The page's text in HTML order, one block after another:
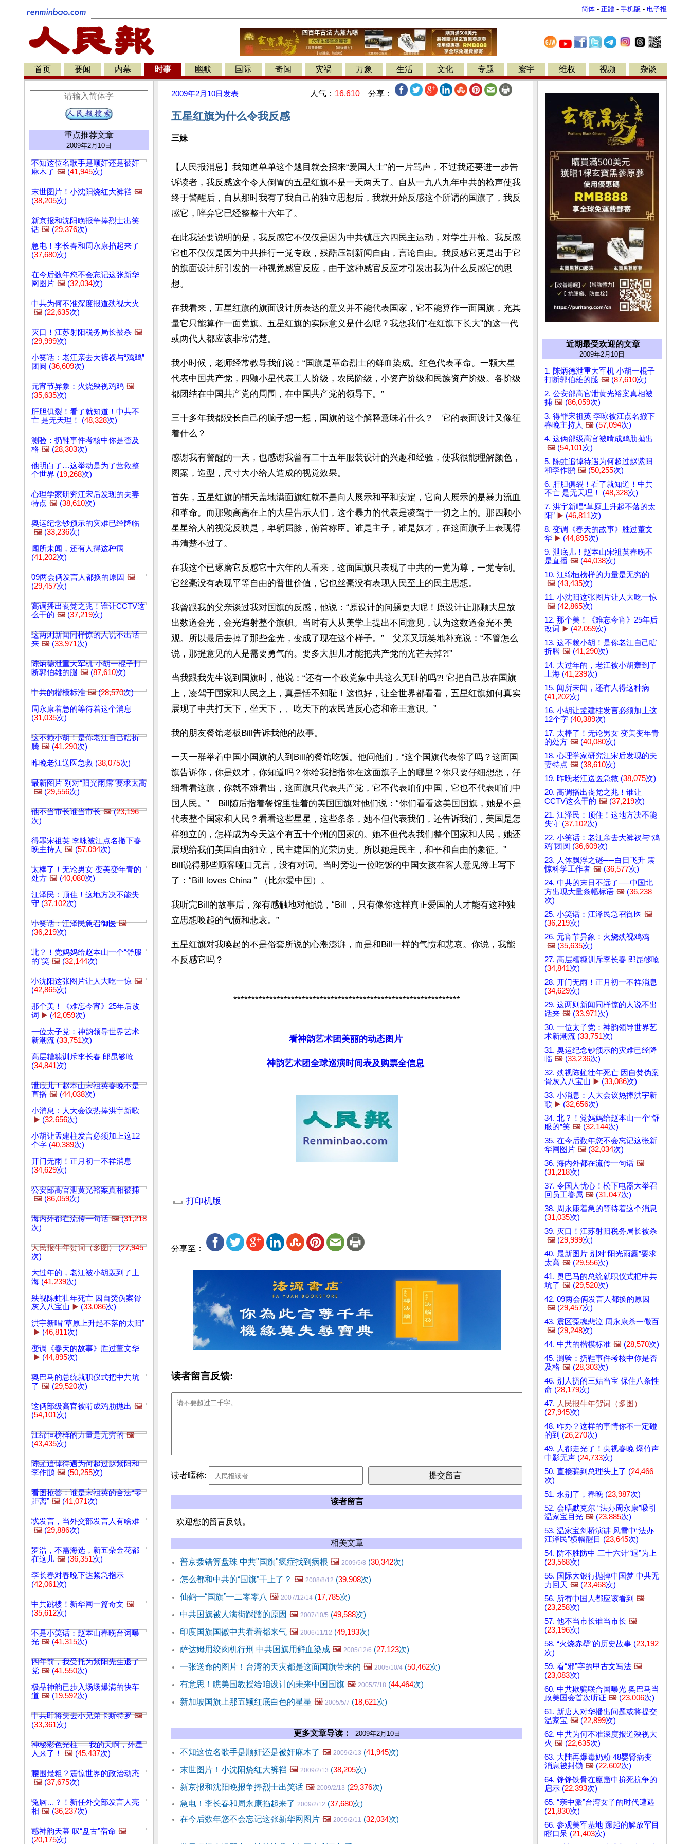
简体 - 正體 - 手机版 - 电子报
首页 要闻 内幕 时事 幽默 国际 奇闻 灾祸 万象 生活 文化 专题 寰宇 维权 视频 杂谈
重点推荐文章
2009年2月10日
不知这位名歌手是顺奸还是被奸
麻木了 🖼️ (41,945次)
末世图片！小沈阳烧红大裤裆 🖼️
(38,205次)
新京报和沈阳晚报争捧烈士出笑
话 🖼️ (29,376次)
急电！李长春和周永康掐起来了
(37,680次)
在今后数年您不会忘记这张新华
网图片 🖼️ (32,034次)
中共为何不准深度报道殃视大火
🖼️ (22,635次)
灭口！江苏射阳税务局长被杀 🖼️
(29,999次)
小笑话：老江亲去大裤衩与“鸡鸡”
团圆 (36,609次)
元宵节异象：火烧殃视鸡鸡 🖼️
(35,635次)
肝胆俱裂！看了就知道！中共不
亡 是无天理！ (48,328次)
测验：扔鞋事件考核中你是否及
格 🖼️ (28,303次)
他明白了…这举动是为了营救整
个世界 (19,268次)
心理学家研究江宋后发现的夫妻
特点 🖼️ (38,610次)
奥运纪念钞预示的灾难已经降临
🖼️ (33,236次)
闻所未闻，还有人得这种病
(41,202次)
09两会俩发言人都换的原因 🖼️
(29,457次)
高调播出丧党之兆！谁让CCTV这
么干的 🖼️ (37,219次)
这两则新闻同样惊的人说不出话
来 🖼️ (33,971次)
陈炳德泄重大军机 小胡一棍子打
断郭伯雄的腿 🖼️ (87,610次)
中共的楷模标准 🖼️(28,570次)
周永康着急的等待着这个消息
(31,035次)
这不赖小胡！是你老江自己瞎折
腾 🖼️ (41,290次)
昨晚老江送医急救 (38,075次)
最新图片 别对“阳光雨露”要求太高
🖼️ (29,556次)
他不当市长谁当市长 🖼️(23,196
次)
得罪宋祖英 李咏被江点名撤下春
晚主持人 🖼️ (57,094次)
太棒了！无论男女 变美变年青的
处方 🖼️ (40,080次)
江泽民：顶住！这地方决不能失
守 (37,102次)
小笑话：江泽民急召御医 🖼️
(36,219次)
北？！党妈妈给赵本山一个“舒服
的”笑 🖼️ (32,144次)
小沈阳这张图片让人大吃一惊 🖼️
(42,865次)
那个美！《难忘今宵》25年后改
词 ▶️ (42,059次)
一位太子党：神韵领导世界艺术
新潮流 (33,751次)
高层糟糠训斥李长春 郎昆够呛
(34,841次)
泄底儿！赵本山宋祖英春晚不是
直播 🖼️ (44,038次)
小消息：人大会议热捧洪宇新歌
▶️ (32,656次)
小胡让孟建柱发言必须加上这12
个字 (40,389次)
开门无雨！正月初一不祥消息
(34,629次)
公安部高官泄黄光裕案真相被捕
🖼️ (86,059次)
海内外都在流传一句话 🖼️(31,218
次)
人民报牛年贺词（多图）(27,945
次)
大过年的，老江被小胡轰到了上
海 (41,239次)
殃视陈虻壮年死亡 因自焚伪案骨
灰入八宝山 ▶️ (33,086次)
洪宇新唱“草原上升起不落的太阳”
▶️ (46,811次)
变调《春天的故事》胜过董文华
▶️ (44,895次)
奥巴马的总统就职仪式把中共坑
了 🖼️ (29,520次)
这俩部级高官被啃成鸡肋抛出 🖼️
(54,101次)
江绵恒榜样的力量是无穷的 🖼️
(43,435次)
陈虻追悼待遇为何超过赵紫阳和
李作鹏 🖼️ (50,255次)
看图抢答：谁是宋祖英的合法“零
距离” 🖼️ (41,071次)
忒发言，当外交部发言人有啥难
🖼️ (29,886次)
罗浩，不需海选，新五朵金花都
在这儿 🖼️ (36,351次)
李长春对春晚下达紧急指示
(42,061次)
中共跳楼！新华网一篇奇文 🖼️
(35,612次)
不是小笑话：赵本山春晚台词曝
光 🖼️ (41,315次)
四年前，我受托为紫阳先生退了
党 🖼️ (41,550次)
极品神韵已步入场场爆满的快车
道 🖼️ (19,592次)
中共即将失去小兄弟卡斯特罗 🖼️
(33,361次)
神秘彩色光柱──我的天啊，外星
人来了！
🖼️ (45,437次)
腰围最粗？震惊世界的政治动态
🖼️ (37,675次)
兔唇…？！新任外交部发言人亮
相 🖼️ (36,237次)
感神韵天幕 叹“盘古”宿命 🖼️
(20,175次)
2009年2月10日 发表 人气： 16,610 分享：
五星红旗为什么令我反感
三妹
【人民报消息】我知道单单这个题目就会招来“爱国人士”的一片骂声，不过我还要进一步告
诉读者，我反感这个令人倒胃的五星红旗不是一天两天了。自从一九八九年中共的枪声使我
终于警醒后，自从那时我有了我自己的独立思想后，我就开始反感这个所谓的国旗了，我反
感它，啐弃它已经整整十六年了。
在此我还要说明的是，我反感它不仅仅是因为中共镇压六四民主运动，对学生开枪。我反感
它也不仅仅是因为中共推行一党专政，残酷压制新闻自由，言论自由。我反感它更是出于它
的旗面设计所引发的一种视觉感官反应，由于这种感官反应才引发出我为什么反感它的思
想。
在我看来，五星红旗的旗面设计所表达的意义并不能代表国家，它不能算作一面国旗，充其
量它只能算作一面党旗。五星红旗的实际意义是什么呢？我想我们“在红旗下长大”的这一代
或两代人都应该非常清楚。
我小时候，老师经常教导我们说：“国旗是革命烈士的鲜血染成。红色代表革命。一颗大星
代表中国共产党，四颗小星代表工人阶级，农民阶级，小资产阶级和民族资产阶级。各阶级
都团结在中国共产党的周围，在中国共产党的领导下。”
三十多年我都没长自己的脑子想一想，国旗的这个解释意味着什么？　它的表面设计又像征
着什么？
感谢我有警醒的一天，也感谢我曾有二十五年服装设计的兴趣和经验，使我很能理解颜色，
图案，造型，尺寸大小给人造成的视觉效果。
首先，五星红旗的铺天盖地满面旗红就不是向人展示和平和安定，它向人展示的是暴力流血
和革命。而那颗高高在上的大星告示人们，这个暴力的代表是凌驾于一切之上的。那四颗小
星星给人的视觉反映是，卑躬屈膝，俯首称臣。谁是主子，谁是奴才，在这面旗子上表现得
再清楚不过了。
在我这个已琢磨它反感它十六年的人看来，这面国旗只表现了中共的一党为尊，一党专制。
它丝毫没有表现平等自由的普世价值，它也丝毫没有表现人民至上的民主思想。
我曾跟我的父亲谈过我对国旗的反感，他说：“原设计的问题更大呢！原设计让那颗大星放
出数道金光，金光遍射整个旗帜。当时有人从美学上提出不同意见，认为这数道金光不美
观。所以最后去掉了那些金光，变成了现在这个样子。”　父亲又玩笑地补充说：“不管怎么
说，那提意见的人是需要勇气的。要多大胆儿才能把共产党的光芒去掉?!”
当我跟我先生说到国旗时，他说：“还有一个政党象中共这么无耻的吗?! 它把自己放在国旗
上，凌驾于国家和人民之上，真是恬不知耻！这也好，让全世界都看看，五星红旗如何真实
展现了中共打天下，坐天下，、吃天下的农民造反心态和帝王意识。”
我的朋友餐馆老板Bill告诉我他的故事。
一天一群举着中国小国旗的人到Bill的餐馆吃饭。他问他们，“这个国旗代表你了吗？这面国
旗告诉你，你是奴才，你知道吗？你给我指指你在这面旗子上的哪里？你只要仔细想想，仔
细看看这旗，你就不难看出，这面旗只代表共产党，它不代表咱们中国，它也不代表咱们中
国人民。”　Bill随后指着餐馆里挂着的美国国旗对他们说：“你们看看这美国国旗，她是不是
代表整个国家和人民？看看这些星星，这些条条，她不但代表我们，还告诉我们，美国是怎
样独立的，怎样成为今天这个有五十个州的国家的。她不但代表我们整个国家和人民，她还
展现给我们美国自由独立，民主建国的光荣历史。所以她是民主，和平和自由的象征。”
Bill说得那些顾客哑口无言，没有对词。当时旁边一位吃饭的中国女孩在客人意见簿上写下
了：“Bill loves China ” （比尔爱中国）。
我听完Bill的故事后，深有感触地对他说，“Bill ，只有像你这样真正爱国的人才能有这种独
立思想唤起的气愤和悲哀。”
五星红旗对我唤起的不是俗套所说的心潮澎湃，而是和Bill一样的气愤和悲哀。你说，我能
不反感它吗？
***************************************************************
看神韵艺术团美丽的动态图片
神韵艺术团全球巡演时间表及购票全信息
打印机版
分享至：
读者留言反馈:
读者暱称:
读者留言
欢迎您的留言反馈。
相关文章
普京拨错算盘珠 中共"国旗"疯症找到病根 🖼️ 2009/5/8 (30,342次)
怎么都和中共的“国旗”干上了？ 🖼️ 2008/8/12 (39,908次)
仙鹤━“国旗”━二零零八 🖼️ 2007/12/14 (17,785次)
中共国旗被人满街踩踏的原因 🖼️ 2007/10/5 (49,588次)
印度国旗国徽中共看着都来气 🖼️ 2006/11/12 (49,193次)
萨达姆用绞肉机行刑 中共国旗用鲜血染成 🖼️ 2005/12/6 (27,123次)
一张送命的图片！台湾的天灾都是这面国旗带来的 🖼️ 2005/10/4 (50,462次)
有意思！瞧美国教授给咱设计的未来中国国旗 🖼️ 2005/7/18 (44,464次)
新加坡国旗上那五颗红底白色的星星 🖼️ 2005/5/7 (18,621次)
更多文章导读： 2009年2月10日
不知这位名歌手是顺奸还是被奸麻木了 🖼️ 2009/2/13 (41,945次)
末世图片！小沈阳烧红大裤裆 🖼️ 2009/2/13 (38,205次)
新京报和沈阳晚报争捧烈士出笑话 🖼️ 2009/2/13 (29,376次)
急电！李长春和周永康掐起来了 2009/2/12 (37,680次)
在今后数年您不会忘记这张新华网图片 🖼️ 2009/2/11 (32,034次)
近期最受欢迎的文章
2009年2月10日
1. 陈炳德泄重大军机 小胡一棍子
打断郭伯雄的腿 🖼️ (87,610次)
2. 公安部高官泄黄光裕案真相被
捕 🖼️ (86,059次)
3. 得罪宋祖英 李咏被江点名撤下
春晚主持人 🖼️ (57,094次)
4. 这俩部级高官被啃成鸡肋抛出
🖼️ (54,101次)
5. 陈虻追悼待遇为何超过赵紫阳
和李作鹏 🖼️ (50,255次)
6. 肝胆俱裂！看了就知道！中共
不亡 是无天理！ (48,328次)
7. 洪宇新唱“草原上升起不落的太
阳” ▶️ (46,811次)
8. 变调《春天的故事》胜过董文
华 ▶️ (44,895次)
9. 泄底儿！赵本山宋祖英春晚不
是直播 🖼️ (44,038次)
10. 江绵恒榜样的力量是无穷的
🖼️ (43,435次)
11. 小沈阳这张图片让人大吃一惊
🖼️ (42,865次)
12. 那个美！《难忘今宵》25年后
改词 ▶️ (42,059次)
13. 这不赖小胡！是你老江自己瞎
折腾 🖼️ (41,290次)
14. 大过年的，老江被小胡轰到了
上海 (41,239次)
15. 闻所未闻，还有人得这种病
(41,202次)
16. 小胡让孟建柱发言必须加上这
12个字 (40,389次)
17. 太棒了！无论男女 变美变年青
的处方 🖼️ (40,080次)
18. 心理学家研究江宋后发现的夫
妻特点 🖼️ (38,610次)
19. 昨晚老江送医急救 (38,075次)
20. 高调播出丧党之兆！谁让
CCTV这么干的 🖼️ (37,219次)
21. 江泽民：顶住！这地方决不能
失守 (37,102次)
22. 小笑话：老江亲去大裤衩与“鸡
鸡”团圆 (36,609次)
23. 人体飘浮之谜──白日飞升 震
惊科学工作者 🖼️ (36,577次)
24. 中共的末日不远了──中国北
方出现大量条幅标语 🖼️ (36,238
次)
25. 小笑话：江泽民急召御医 🖼️
(36,219次)
26. 元宵节异象：火烧殃视鸡鸡
🖼️ (35,635次)
27. 高层糟糠训斥李长春 郎昆够呛
(34,841次)
28. 开门无雨！正月初一不祥消息
(34,629次)
29. 这两则新闻同样惊的人说不出
话来 🖼️ (33,971次)
30. 一位太子党：神韵领导世界艺
术新潮流 (33,751次)
31. 奥运纪念钞预示的灾难已经降
临 🖼️ (33,236次)
32. 殃视陈虻壮年死亡 因自焚伪案
骨灰入八宝山 ▶️ (33,086次)
33. 小消息：人大会议热捧洪宇新
歌 ▶️ (32,656次)
34. 北？！党妈妈给赵本山一个“舒
服的”笑 🖼️ (32,144次)
35. 在今后数年您不会忘记这张新
华网图片 🖼️ (32,034次)
36. 海内外都在流传一句话 🖼️
(31,218次)
37. 令国人忧心！松下电器大举召
回员工眷属 🖼️ (31,047次)
38. 周永康着急的等待着这个消息
(31,035次)
39. 灭口！江苏射阳税务局长被杀
🖼️ (29,999次)
40. 最新图片 别对“阳光雨露”要求
太高 🖼️ (29,556次)
41. 奥巴马的总统就职仪式把中共
坑了 🖼️ (29,520次)
42. 09两会俩发言人都换的原因
🖼️ (29,457次)
43. 震区冤魂悲泣 周永康杀一儆百
🖼️ (29,248次)
44. 中共的楷模标准 🖼️ (28,570次)
45. 测验：扔鞋事件考核中你是否
及格 🖼️ (28,303次)
46. 别人扔的三姑当宝 保住八条性
命 (28,179次)
47. 人民报牛年贺词（多图）
(27,945次)
48. 咋办？这样的事情你不一定碰
的到 (26,270次)
49. 人都走光了！央视春晚 爆竹声
中影无声 (24,733次)
50. 直接骗到总理头上了 (24,466
次)
51. 永别了，春晚 (23,987次)
52. 会晤默克尔 “法办周永康”吸引
温家宝目光 🖼️ (23,885次)
53. 温家宝剑桥演讲 风雪中“法办
江泽民”横幅醒目 (23,645次)
54. 防不胜防中 三十六计“退”为上
(23,568次)
55. 国际大银行抛掉中国梦 中共无
力回天 🖼️ (23,468次)
56. 所有中国人都应该看到 🖼️
(23,258次)
57. 他不当市长谁当市长 🖼️
(23,196次)
58. “火烧赤壁”的历史故事 (23,192
次)
59. 看“邪”字的甲古文写法 🖼️
(23,083次)
60. 中共欺骗联合国曝光 奥巴马当
政美国会首次听证 🖼️ (23,006次)
61. 新唐人对华播出问题或将提交
温家宝 🖼️ (22,899次)
62. 中共为何不准深度报道殃视大
火 🖼️ (22,635次)
63. 大陆再爆毒奶粉 48婴肾病变
消息被封锁 🖼️ (22,602次)
64. 铮铮铁骨在魔窟中拚死抗争的
启示 (22,393次)
65. “亲中派”台湾女子的时代遭遇
(21,830次)
66. 参观美军基地 蹶起的解放军目
瞪口呆 (21,403次)